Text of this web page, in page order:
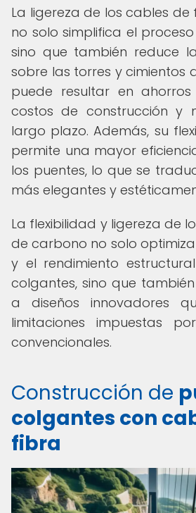
La ligereza de los cables
no solo simplifica el
sino que también reduce
sobre las torres y cimientos
puede resultar en ahorros
costos de construcción y
largo plazo. Además, su
permite una mayor
los puentes, lo que se
más elegantes y
La flexibilidad y ligereza de
de carbono no solo
y el rendimiento
colgantes, sino que
a diseños innovadores
limitaciones impuestas
convencionales.
Construcción de
colgantes con
fibra